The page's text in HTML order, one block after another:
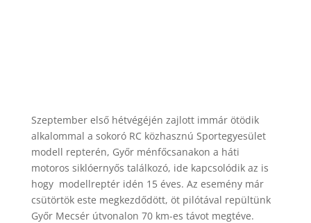
Szeptember első hétvégéjén zajlott immár ötödik
alkalommal a sokoró RC közhasznú Sportegyesület
modell repterén, Győr ménfőcsanakon a háti
motoros siklóernyős találkozó, ide kapcsolódik az is
hogy modellreptér idén 15 éves. Az esemény már
csütörtök este megkezdődött, öt pilótával repültünk
Győr Mecsér útvonalon 70 km-es távot megtéve.